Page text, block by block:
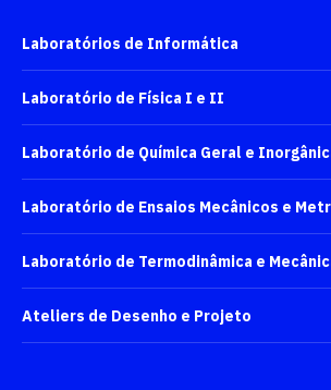
Laboratórios de Informática
Laboratório de Física I e II
Laboratório de Química Geral e
Laboratório de Ensaios Mecânicos e
Laboratório de Termodinâmica e
Ateliers de Desenho e Projeto